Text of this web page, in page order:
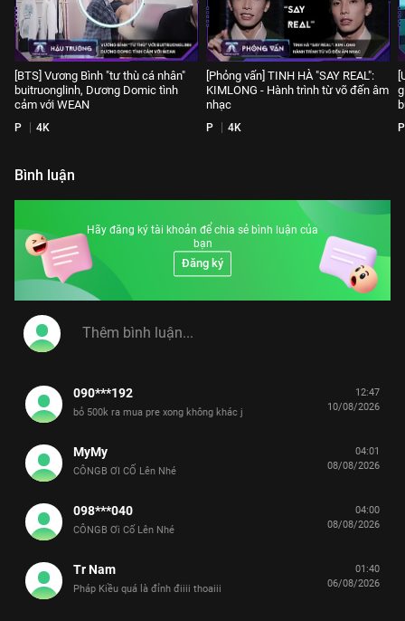
[BTS] Vương Bình "tư thù cá nhân"
buitruonglinh, Dương Domic tình
cảm với WEAN
P 4K
[Phỏng vấn] TINH HÀ "SAY REAL":
KIMLONG - Hành trình từ võ đến âm
nhạc
P 4K P
Bình luận
Hãy đăng ký tài khoản để chia sẻ bình luận của
bạn
Đăng ký
090***192
bỏ 500k ra mua pre xong không khác j
12:47
10/08/2026
MyMy
CÔNGB ƠI CỐ Lên Nhé
04:01
08/08/2026
098***040
CÔNGB Ơi Cố Lên Nhé
04:00
08/08/2026
Tr Nam
Pháp Kiều quá là đỉnh điiii thoaiii
01:40
06/08/2026